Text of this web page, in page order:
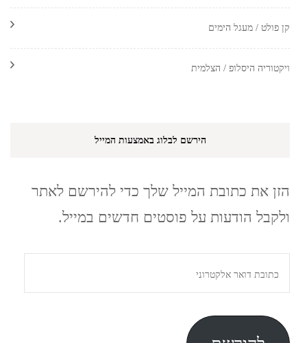
קן פולט / מעגל הימים
ויקטוריה היסלופ / הצלמית
הירשם לבלוג באמצעות המייל
הזן את כתובת המייל שלך כדי להירשם לאתר
ולקבל הודעות על פוסטים חדשים במייל.
דואר
אלקטרוני